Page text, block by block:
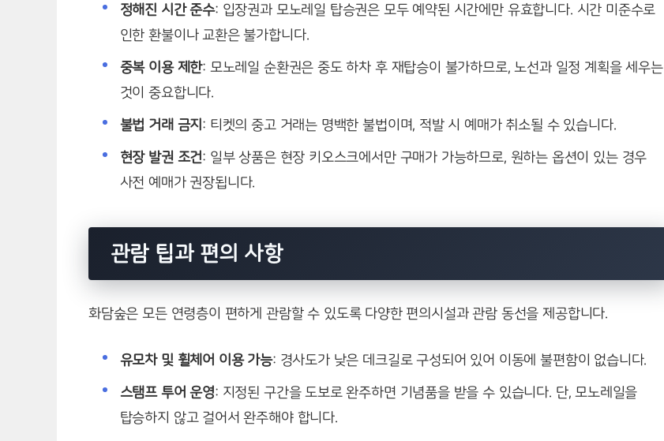
정해진 시간 준수: 입장권과 모노레일 탑승권은 모두 예약된 시간에만 유효합니다. 시간 미준수로
인한 환불이나 교환은 불가합니다.
중복 이용 제한: 모노레일 순환권은 중도 하차 후 재탑승이 불가하므로, 노선과 일정 계획을 세우는
것이 중요합니다.
불법 거래 금지 : 티켓의 중고 거래는 명백한 불법이며, 적발 시 예매가 취소될 수 있습니다.
현장 발권 조건: 일부 상품은 현장 키오스크에서만 구매가 가능하므로, 원하는 옵션이 있는 경우
사전 예매가 권장됩니다.
관람 팁과 편의 사항
화담숲은 모든 연령층이 편하게 관람할 수 있도록 다양한 편의시설과 관람 동선을 제공합니다.
유모차 및 휠체어 이용 가능: 경사도가 낮은 데크길로 구성되어 있어 이동에 불편함이 없습니다.
스탬프 투어 운영: 지정된 구간을 도보로 완주하면 기념품을 받을 수 있습니다. 단, 모노레일을
탑승하지 않고 걸어서 완주해야 합니다.